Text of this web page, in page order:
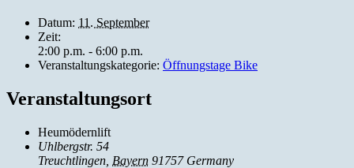
Datum: 11. September
Zeit:
2:00 p.m. - 6:00 p.m.
Veranstaltungskategorie: Öffnungstage Bike
Veranstaltungsort
Heumödernlift
Uhlbergstr. 54
Treuchtlingen Bayern 91757 Germany